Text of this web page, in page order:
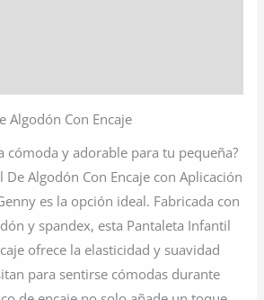
Algodón Con Encaje
cómoda y adorable para tu pequeña?
De Algodón Con Encaje con Aplicación
es la opción ideal. Fabricada con
y spandex, esta Pantaleta Infantil
ofrece la elasticidad y suavidad
para sentirse cómodas durante